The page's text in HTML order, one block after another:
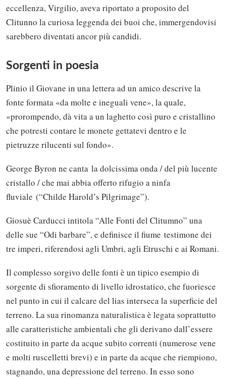
eccellenza, Virgilio, aveva riportato a proposito del
Clitunno la curiosa leggenda dei buoi che, immergendovisi
sarebbero diventati ancor più candidi.
Sorgenti in poesia
Plinio il Giovane in una lettera ad un amico descrive la
fonte formata «da molte e ineguali vene», la quale,
«prorompendo, dà vita a un laghetto così puro e cristallino
che potresti contare le monete gettatevi dentro e le
pietruzze rilucenti sul fondo».
George Byron ne canta la dolcissima onda / del più lucente
cristallo / che mai abbia offerto rifugio a ninfa
fluviale (“Childe Harold’s Pilgrimage”).
Giosuè Carducci intitola “Alle Fonti del Clitumno” una
delle sue “Odi barbare”, e definisce il fiume testimone dei
tre imperi, riferendosi agli Umbri, agli Etruschi e ai Romani.
Il complesso sorgivo delle fonti è un tipico esempio di
sorgente di sfioramento di livello idrostatico, che fuoriesce
nel punto in cui il calcare del lias interseca la superficie del
terreno. La sua rinomanza naturalistica è legata soprattutto
alle caratteristiche ambientali che gli derivano dall’essere
costituito in parte da acque subito correnti (numerose vene
e molti ruscelletti brevi) e in parte da acque che riempiono,
stagnando, una depressione del terreno. In esso sono